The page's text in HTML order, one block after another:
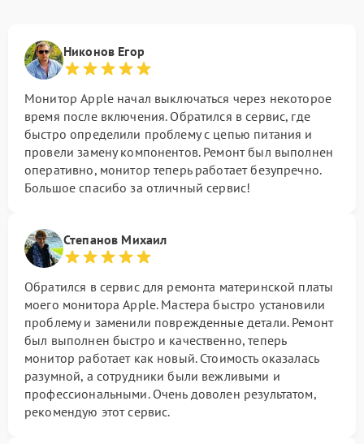
Никонов Егор
Монитор Apple начал выключаться через некоторое
время после включения. Обратился в сервис, где
быстро определили проблему с цепью питания и
провели замену компонентов. Ремонт был выполнен
оперативно, монитор теперь работает безупречно.
Большое спасибо за отличный сервис!
Степанов Михаил
Обратился в сервис для ремонта материнской платы
моего монитора Apple. Мастера быстро установили
проблему и заменили поврежденные детали. Ремонт
был выполнен быстро и качественно, теперь
монитор работает как новый. Стоимость оказалась
разумной, а сотрудники были вежливыми и
профессиональными. Очень доволен результатом,
рекомендую этот сервис.